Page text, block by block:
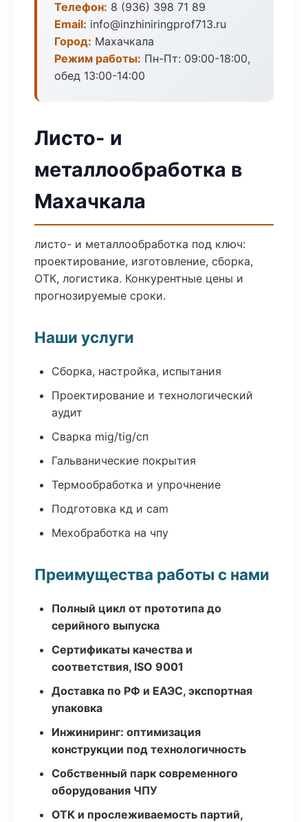
Телефон: 8 (936) 398 71 89
Email: info@inzhiniringprof713.ru
Город: Махачкала
Режим работы: Пн-Пт: 09:00-18:00,
обед 13:00-14:00
Листо- и
металлообработка в
Махачкала
листо- и металлообработка под ключ:
проектирование, изготовление, сборка,
ОТК, логистика. Конкурентные цены и
прогнозируемые сроки.
Наши услуги
Сборка, настройка, испытания
Проектирование и технологический
аудит
Сварка mig/tig/сп
Гальванические покрытия
Термообработка и упрочнение
Подготовка кд и cam
Мехобработка на чпу
Преимущества работы с нами
Полный цикл от прототипа до
серийного выпуска
Сертификаты качества и
соответствия, ISO 9001
Доставка по РФ и ЕАЭС, экспортная
упаковка
Инжиниринг: оптимизация
конструкции под технологичность
Собственный парк современного
оборудования ЧПУ
ОТК и прослеживаемость партий,